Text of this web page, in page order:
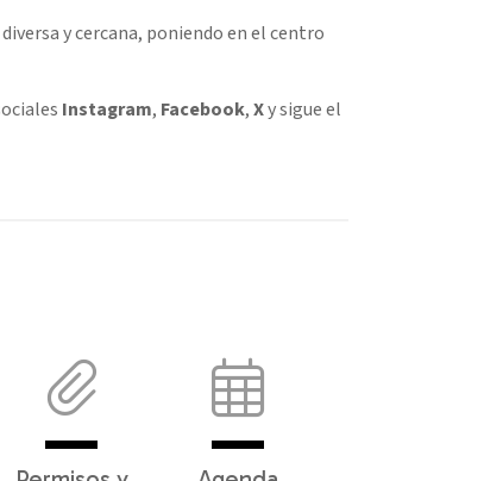
y cercana, poniendo en el centro
Instagram, Facebook,Xy sigue el